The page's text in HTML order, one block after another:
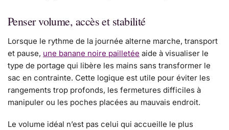
Penser volume, accès et stabilité
Lorsque le rythme de la journée alterne marche, transport
et pause, une banane noire pailletée aide à visualiser le
type de portage qui libère les mains sans transformer le
sac en contrainte. Cette logique est utile pour éviter les
rangements trop profonds, les fermetures difficiles à
manipuler ou les poches placées au mauvais endroit.
Le volume idéal n’est pas celui qui accueille le plus